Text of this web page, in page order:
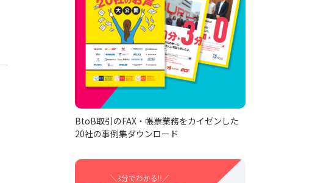
BtoB取引のFAX・帳票業務をカイゼンした
20社の事例集ダウンロード